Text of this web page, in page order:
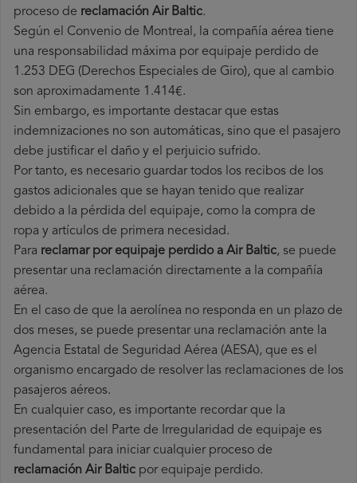
proceso de reclamación Air Baltic.
Según el Convenio de Montreal, la compañía aérea tiene
una responsabilidad máxima por equipaje perdido de
1.253 DEG (Derechos Especiales de Giro), que al cambio
son aproximadamente 1.414€.
Sin embargo, es importante destacar que estas
indemnizaciones no son automáticas, sino que el pasajero
debe justificar el daño y el perjuicio sufrido.
Por tanto, es necesario guardar todos los recibos de los
gastos adicionales que se hayan tenido que realizar
debido a la pérdida del equipaje, como la compra de
ropa y artículos de primera necesidad.
Para reclamar por equipaje perdido a Air Baltic, se puede
presentar una reclamación directamente a la compañía
aérea.
En el caso de que la aerolínea no responda en un plazo de
dos meses, se puede presentar una reclamación ante la
Agencia Estatal de Seguridad Aérea (AESA), que es el
organismo encargado de resolver las reclamaciones de los
pasajeros aéreos.
En cualquier caso, es importante recordar que la
presentación del Parte de Irregularidad de equipaje es
fundamental para iniciar cualquier proceso de
reclamación Air Baltic por equipaje perdido.